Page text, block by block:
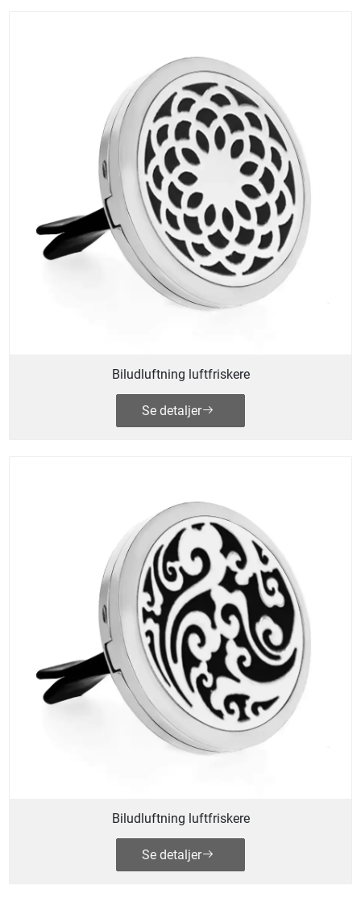
Biludluftning luftfriskere
Se detaljer
Biludluftning luftfriskere
Se detaljer